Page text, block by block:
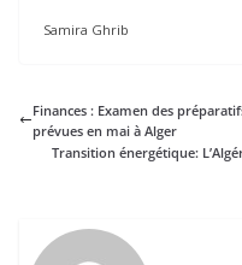
Samira Ghrib
Finances : Examen des
prévues en mai à Alger
Transition énergétique: